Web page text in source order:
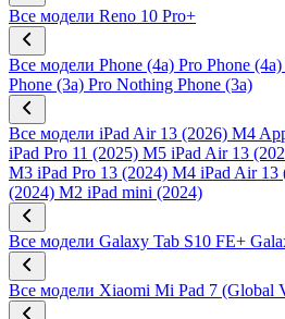
Все модели Reno 10 Pro+
Все модели Phone (4a) Pro Phone (4a)
Phone (3a) Pro Nothing Phone (3a)
Все модели iPad Air 13 (2026) M4
iPad Pro 11 (2025) M5 iPad Air 13
M3 iPad Pro 13 (2024) M4 iPad Air 13
(2024) M2 iPad mini (2024)
Все модели Galaxy Tab S10 FE+
Все модели Xiaomi Mi Pad 7 (Global